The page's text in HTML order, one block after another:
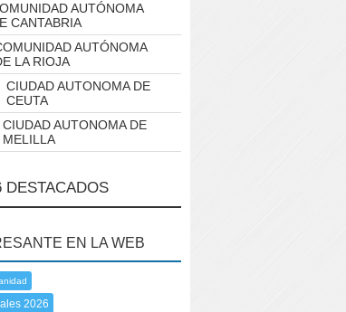
AUTÓNOMA
CANTABRIA
AUTÓNOMA
LA RIOJA
CIUDAD AUTONOMA DE
CEUTA
CIUDAD AUTONOMA DE
MELILLA
DESTACADOS
EN LA WEB
2026